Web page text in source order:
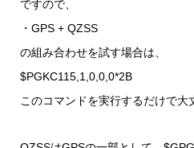
ですので、
・GPS + QZSS
の組み合わせを試す場合は、
$PGKC115,1,0,0,0*2B
このコマンドを実行するだけで大